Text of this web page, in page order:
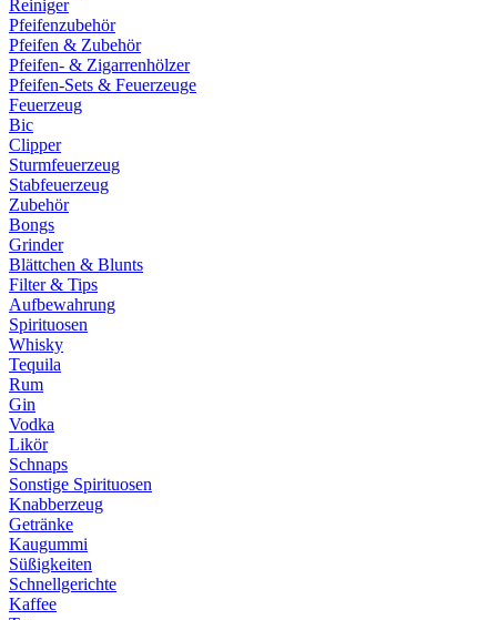
Reiniger
Pfeifenzubehör
Pfeifen & Zubehör
Pfeifen- & Zigarrenhölzer
Pfeifen-Sets & Feuerzeuge
Feuerzeug
Bic
Clipper
Sturmfeuerzeug
Stabfeuerzeug
Zubehör
Bongs
Grinder
Blättchen & Blunts
Filter & Tips
Aufbewahrung
Spirituosen
Whisky
Tequila
Rum
Gin
Vodka
Likör
Schnaps
Sonstige Spirituosen
Knabberzeug
Getränke
Kaugummi
Süßigkeiten
Schnellgerichte
Kaffee